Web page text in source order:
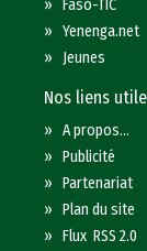
»Faso-TIC
»Yenenga.net
» Jeunes
Nos liens
»A propos...
»Publicité
»Partenariat
»Plan du site
»Flux RSS 2.0